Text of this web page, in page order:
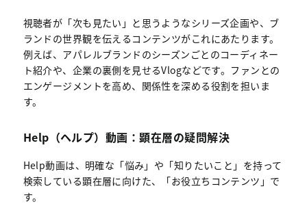
視聴者が「次も見たい」と思うようなシリーズ企画や、ブ
ランドの世界観を伝えるコンテンツがこれにあたります。
例えば、アパレルブランドのシーズンごとのコーディネー
ト紹介や、企業の裏側を見せるVlogなどです。ファンとの
エンゲージメントを高め、関係性を深める役割を担いま
す。
Help（ヘルプ）動画：顕在層の疑問解決
Help動画は、明確な「悩み」や「知りたいこと」を持って
検索している顕在層に向けた、「お役立ちコンテンツ」で
す。